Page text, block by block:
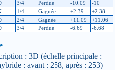
3/4 Perdue -10.09
-10
1/4 Gagnée +2.39
+2.38
2/4 Gagnée +11.09
+11.06
3/4 Perdue -6.69 -6.68
: 3D (échelle principale :
: avant : 258, après : 253)